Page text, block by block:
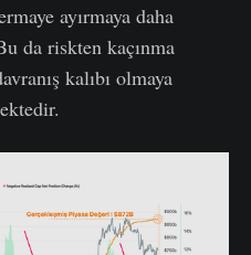
ayırmaya daha
da riskten kaçınma
kalıbı olmaya